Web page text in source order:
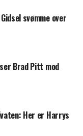
svømme over
Brad Pitt mod
Her er Harrys